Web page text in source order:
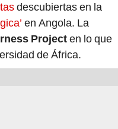
descubiertas en la
en Angola. La
Projecten lo que
de África.